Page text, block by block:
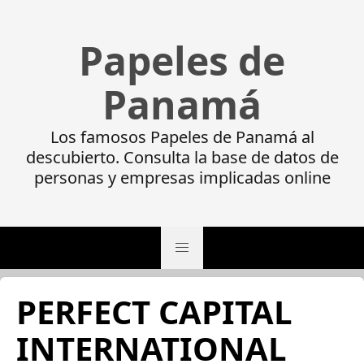
Papeles de
Panamá
Los famosos Papeles de Panamá al
descubierto. Consulta la base de datos de
personas y empresas implicadas online
PERFECT CAPITAL
INTERNATIONAL